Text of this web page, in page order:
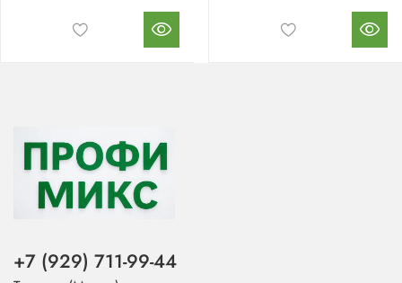
+7 (929) 711-99-44